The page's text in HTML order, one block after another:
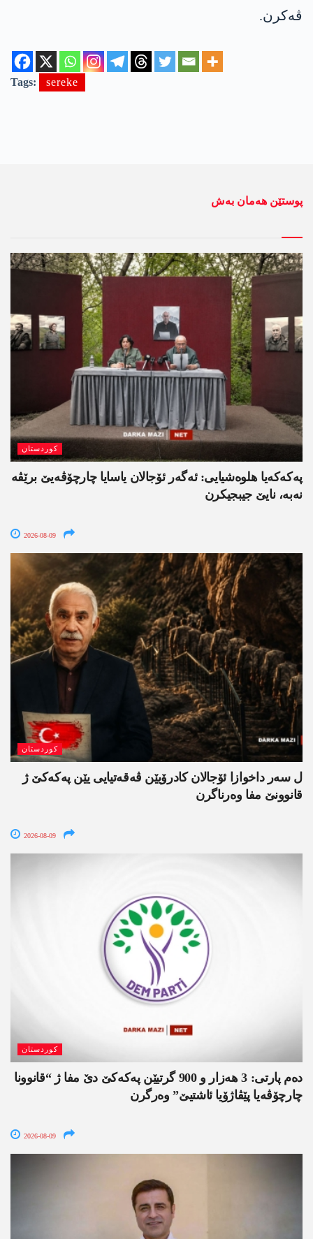
ڤەکرن.
Tags: sereke
پوستێن ھەمان بەش
کوردستان
په‌كه‌كه‌یا هلوه‌شیایی: ئەگەر ئۆجالان یاسایا چارچۆڤەیێ برێڤە
نه‌به‌، نایێ جیبجیکرن
2026-08-09
کوردستان
ل سەر داخوازا ئۆجالان کادرۆیێن ڤەقەتیایی یێن پەکەکێ ژ
قانوونێ مفا وەرناگرن
2026-08-09
کوردستان
دەم پارتی: 3 ھەزار و 900 گرتیێن پەکەکێ دێ مفا ژ “قانوونا
چارچۆڤەیا پێڤاژۆیا ئاشتیێ” وەرگرن
2026-08-09